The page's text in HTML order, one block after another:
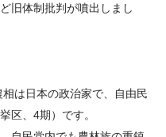
旧体制批判が噴出しまし
は日本の政治家で、自由民
区、4期）です。